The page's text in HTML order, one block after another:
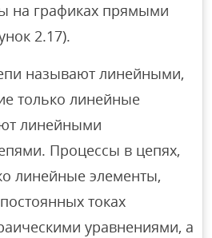
на графиках прямыми
2.17).
называют линейными,
только линейные
линейными
Процессы в цепях,
линейные элементы,
токах
уравнениями, а